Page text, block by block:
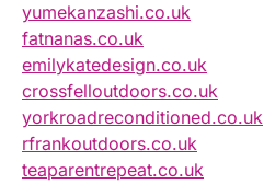
yumekanzashi.co.uk
fatnanas.co.uk
emilykatedesign.co.uk
crossfelloutdoors.co.uk
yorkroadreconditioned.co.uk
rfrankoutdoors.co.uk
teaparentrepeat.co.uk